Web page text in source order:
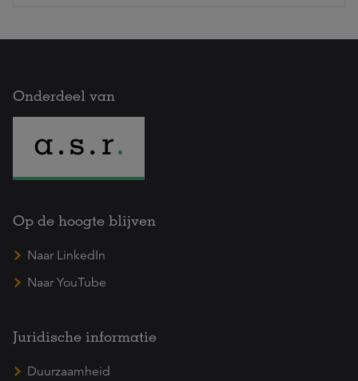
Onderdeel van
Op de hoogte blijven
Naar LinkedIn
Naar YouTube
Juridische informatie
Duurzaamheid